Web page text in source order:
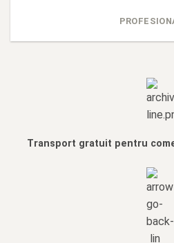
Transport gratuit pentru